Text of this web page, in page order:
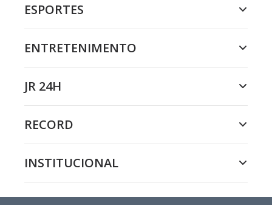
ESPORTES
ENTRETENIMENTO
JR 24H
RECORD
INSTITUCIONAL